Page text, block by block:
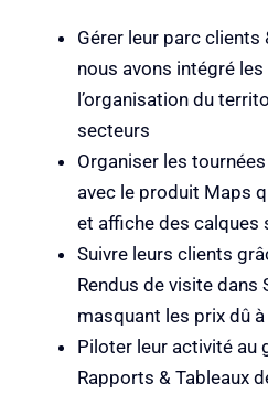
Gérer leur parc
nous avons intégré
l’organisation du
secteurs
Organiser les
avec le produit Maps
et affiche des calques
Suivre leurs clients
Rendus de visite dans
masquant les prix dû à
Piloter leur activité au
Rapports & Tableaux